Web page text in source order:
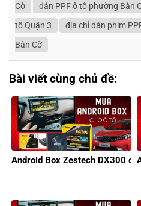
Cờ
dán PPF ô tô phường Bàn
tô Quận 3
địa chỉ dán phim
Bàn Cờ
Bài viết cùng chủ đề:
Android Box Zestech DX300 cho